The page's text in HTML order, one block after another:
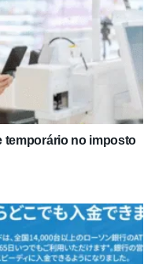
temporário no imposto